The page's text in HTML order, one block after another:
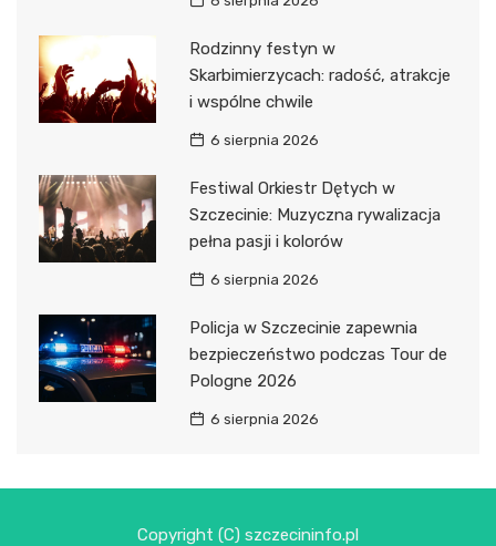
Rodzinny festyn w
Skarbimierzycach: radość, atrakcje
i wspólne chwile
6 sierpnia 2026
Festiwal Orkiestr Dętych w
Szczecinie: Muzyczna rywalizacja
pełna pasji i kolorów
6 sierpnia 2026
Policja w Szczecinie zapewnia
bezpieczeństwo podczas Tour de
Pologne 2026
6 sierpnia 2026
Copyright (C) szczecininfo.pl